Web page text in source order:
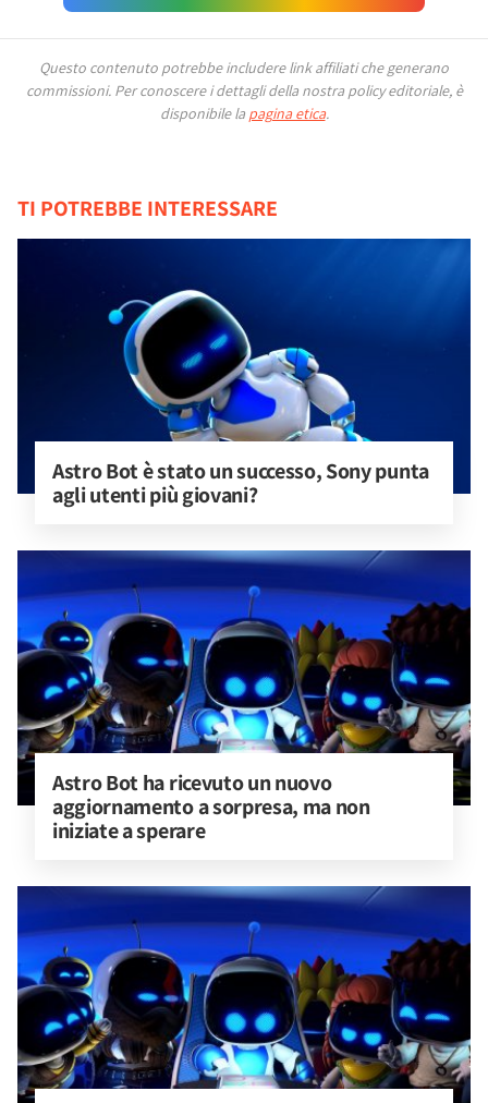
Questo contenuto potrebbe includere link affiliati che generano
commissioni. Per conoscere i dettagli della nostra policy editoriale, è
disponibile la pagina etica.
TI POTREBBE INTERESSARE
Astro Bot è stato un successo, Sony punta
agli utenti più giovani?
Astro Bot ha ricevuto un nuovo
aggiornamento a sorpresa, ma non
iniziate a sperare